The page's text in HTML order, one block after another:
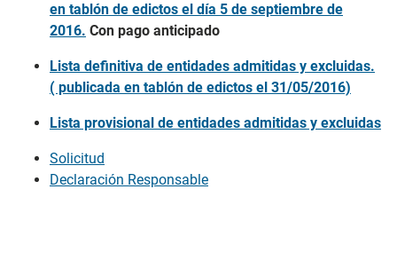
en tablón de edictos el día 5 de septiembre de
2016. Con pago anticipado
Lista definitiva de entidades admitidas y excluidas.
( publicada en tablón de edictos el 31/05/2016)
Lista provisional de entidades admitidas y excluidas
Solicitud
Declaración Responsable